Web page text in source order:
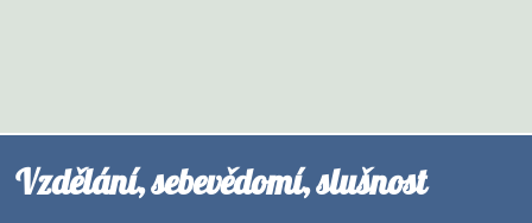
Vzdělání, sebevědomí, slušnost